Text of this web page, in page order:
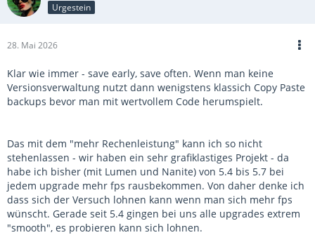
Urgestein
28. Mai 2026
Klar wie immer - save early, save often. Wenn man keine
Versionsverwaltung nutzt dann wenigstens klassich Copy Paste
backups bevor man mit wertvollem Code herumspielt.
Das mit dem "mehr Rechenleistung" kann ich so nicht
stehenlassen - wir haben ein sehr grafiklastiges Projekt - da
habe ich bisher (mit Lumen und Nanite) von 5.4 bis 5.7 bei
jedem upgrade mehr fps rausbekommen. Von daher denke ich
dass sich der Versuch lohnen kann wenn man sich mehr fps
wünscht. Gerade seit 5.4 gingen bei uns alle upgrades extrem
"smooth", es probieren kann sich lohnen.